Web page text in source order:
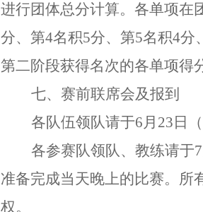
进行团体总分计算。各单项在
分、第4名积5分、第5名积4分
第二阶段获得名次的各单项得
七、赛前联席会及报到
各队伍领队请于6月23日
各参赛队领队、教练请于
准备完成当天晚上的比赛。所
权。